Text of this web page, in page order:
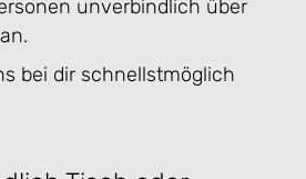
unverbindlich über
bei dir schnellstmöglich